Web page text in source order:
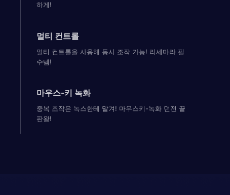
하게!
멀티 컨트롤
멀티 컨트롤을 사용해 동시 조작 가능! 리세마라 필
수템!
마우스-키 녹화
중복 조작은 녹스한테 맡겨! 마우스키-녹화 던전 끝
판왕!